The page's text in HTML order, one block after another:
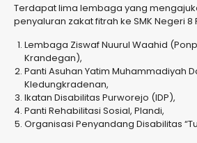
Terdapat lima lembaga yang
penyaluran zakat fitrah ke SMK Negeri 8
Lembaga Ziswaf Nuurul Waahid
Krandegan),
Panti Asuhan Yatim Muhammadiyah
Kledungkradenan,
Ikatan Disabilitas Purworejo (IDP),
Panti Rehabilitasi Sosial, Plandi,
Organisasi Penyandang Disabilitas